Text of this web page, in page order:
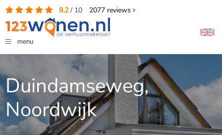
9.2/ 10 2077reviews
menu
Duindamseweg,
Noordwijk